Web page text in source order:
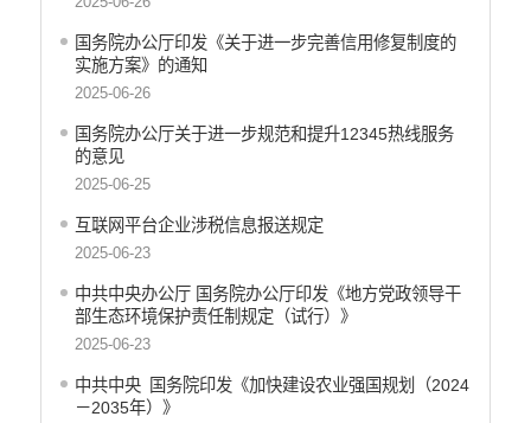
国务院办公厅印发《关于进一步完善信用修复制度的
实施方案》的通知
2025-06-26
国务院办公厅关于进一步规范和提升12345热线服务
的意见
2025-06-25
互联网平台企业涉税信息报送规定
2025-06-23
中共中央办公厅 国务院办公厅印发《地方党政领导干
部生态环境保护责任制规定（试行）》
2025-06-23
中共中央 国务院印发《加快建设农业强国规划（2024
－2035年）》